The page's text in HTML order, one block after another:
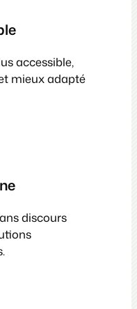
accessible,
mieux adapté
discours